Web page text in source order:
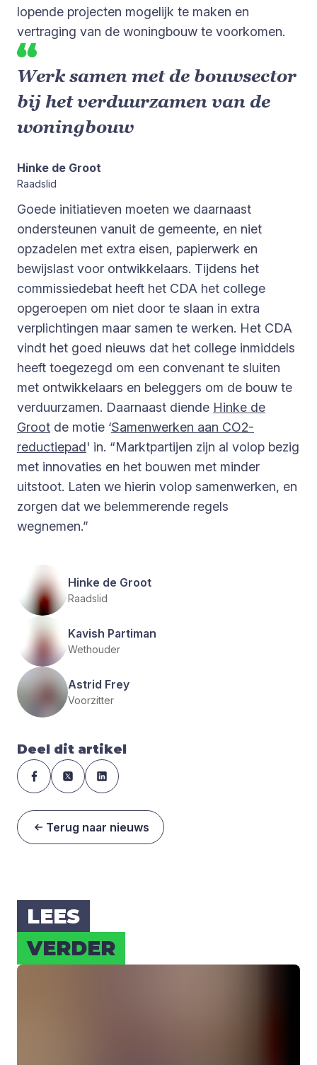
lopende projecten mogelijk te maken en
vertraging van de woningbouw te voorkomen.
Werk samen met de bouwsector
bij het verduurzamen van de
woningbouw
Hinke de Groot
Raadslid
Goede initiatieven moeten we daarnaast
ondersteunen vanuit de gemeente, en niet
opzadelen met extra eisen, papierwerk en
bewijslast voor ontwikkelaars. Tijdens het
commissiedebat heeft het CDA het college
opgeroepen om niet door te slaan in extra
verplichtingen maar samen te werken. Het CDA
vindt het goed nieuws dat het college inmiddels
heeft toegezegd om een convenant te sluiten
met ontwikkelaars en beleggers om de bouw te
verduurzamen. Daarnaast diende Hinke de
Groot de motie ‘Samenwerken aan CO2-
reductiepad' in. “Marktpartijen zijn al volop bezig
met innovaties en het bouwen met minder
uitstoot. Laten we hierin volop samenwerken, en
zorgen dat we belemmerende regels
wegnemen.”
Hinke de Groot
Raadslid
Kavish Partiman
Wethouder
Astrid Frey
Voorzitter
Deel dit artikel
Terug naar nieuws
LEES
VER­DER